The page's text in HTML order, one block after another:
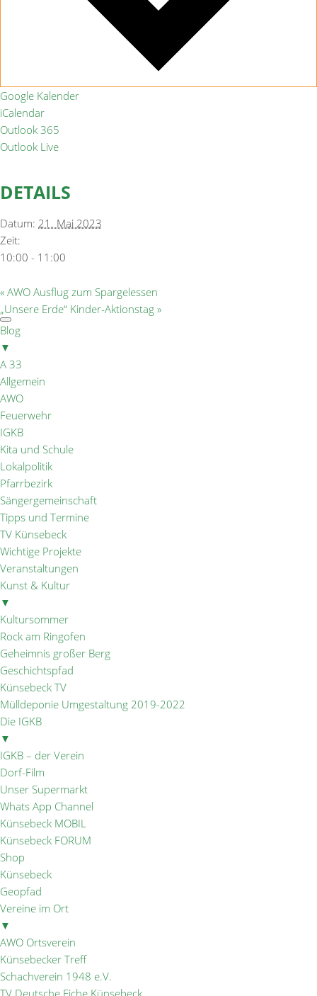
Google Kalender
iCalendar
Outlook 365
Outlook Live
DETAILS
Datum: 21. Mai 2023
Zeit:
10:00 - 11:00
« AWO Ausflug zum Spargelessen
„Unsere Erde“ Kinder-Aktionstag »
Blog
▼
A 33
Allgemein
AWO
Feuerwehr
IGKB
Kita und Schule
Lokalpolitik
Pfarrbezirk
Sängergemeinschaft
Tipps und Termine
TV Künsebeck
Wichtige Projekte
Veranstaltungen
Kunst & Kultur
▼
Kultursommer
Rock am Ringofen
Geheimnis großer Berg
Geschichtspfad
Künsebeck TV
Mülldeponie Umgestaltung 2019-2022
Die IGKB
▼
IGKB – der Verein
Dorf-Film
Unser Supermarkt
Whats App Channel
Künsebeck MOBIL
Künsebeck FORUM
Shop
Künsebeck
Geopfad
Vereine im Ort
▼
AWO Ortsverein
Künsebecker Treff
Schachverein 1948 e.V.